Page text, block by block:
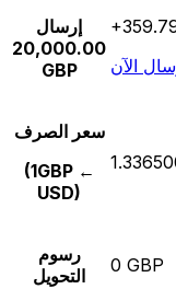
إرسال
20,000.00
GBP
الآن
سعر الصرف
(1GBP ←
USD)
رسوم
التحويل
0 GBP